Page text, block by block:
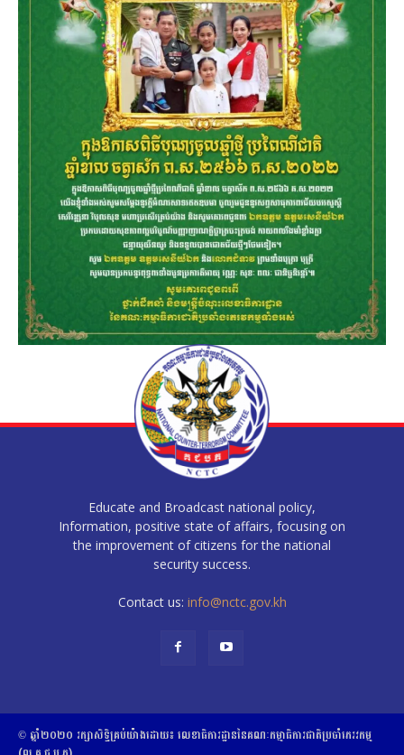
Educate and Broadcast national policy,
Information, positive state of affairs, focusing on
the improvement of citizens for the national
security success.
Contact us: info@nctc.gov.kh
© ឆ្នាំ២០២០​ ​រក្សាសិទ្ធិ​គ្រប់យ៉ាង​ដោយ​៖​ ​លេខាធិការដ្ឋាននៃគណៈកម្មាធិការជាតិប្រចាំភេរវកម្ម